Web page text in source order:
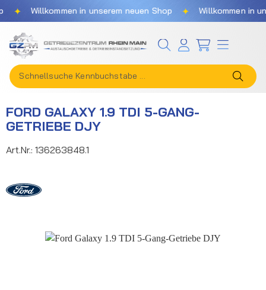
Zum Hauptinhalt springen
✦ Willkommen in unserem neuen Shop ✦ Willkommen in
FORD GALAXY 1.9 TDI 5-GANG-
GETRIEBE DJY
Art.Nr.: 136263848.1
Bildergalerie überspringen